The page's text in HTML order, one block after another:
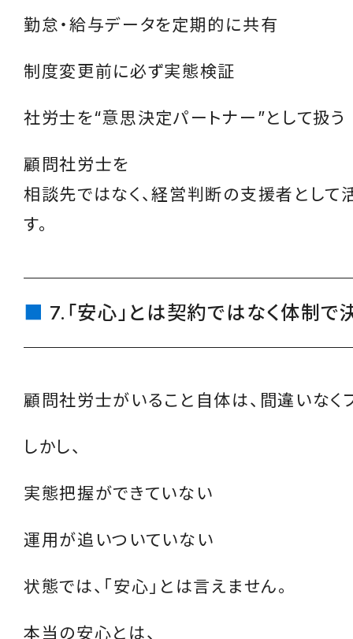
勤怠・給与データを定期的に共有
制度変更前に必ず実態検証
社労士を“意思決定パートナー”として扱う
顧問社労士を
相談先ではなく、経営判断の支援者として
す。
7.「安心」とは契約ではなく体制で
顧問社労士がいること自体は、間違いなく
しかし、
実態把握ができていない
運用が追いついていない
状態では、「安心」とは言えません。
本当の安心とは、